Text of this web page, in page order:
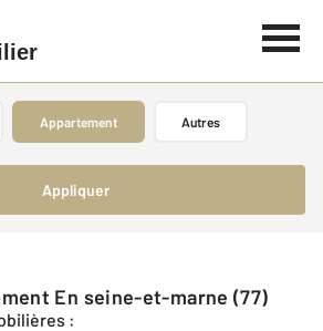
Appartement Autres
Appliquer
En seine-et-marne (77)
: